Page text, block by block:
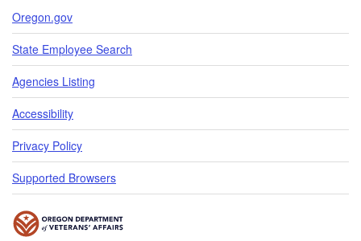
Oregon.gov
State Employee Search
Agencies Listing
Accessibility
Privacy Policy
Supported Browsers